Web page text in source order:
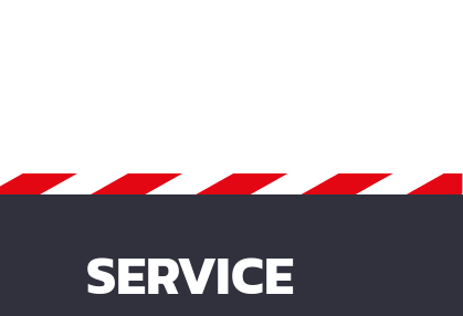
SERVICE